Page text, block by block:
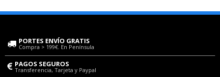
PORTES ENVÍO GRATIS
Compra > 199€. En Península
PAGOS SEGUROS
Transferencia, Tarjeta y Paypal